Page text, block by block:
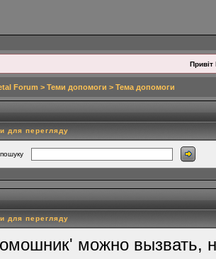
Привіт
Forum > Теми допомоги > Тема допомоги
для перегляду
для перегляду
можно вызвать,